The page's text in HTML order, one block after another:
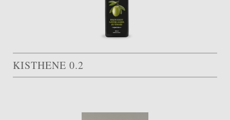
KISTHENE 0.2